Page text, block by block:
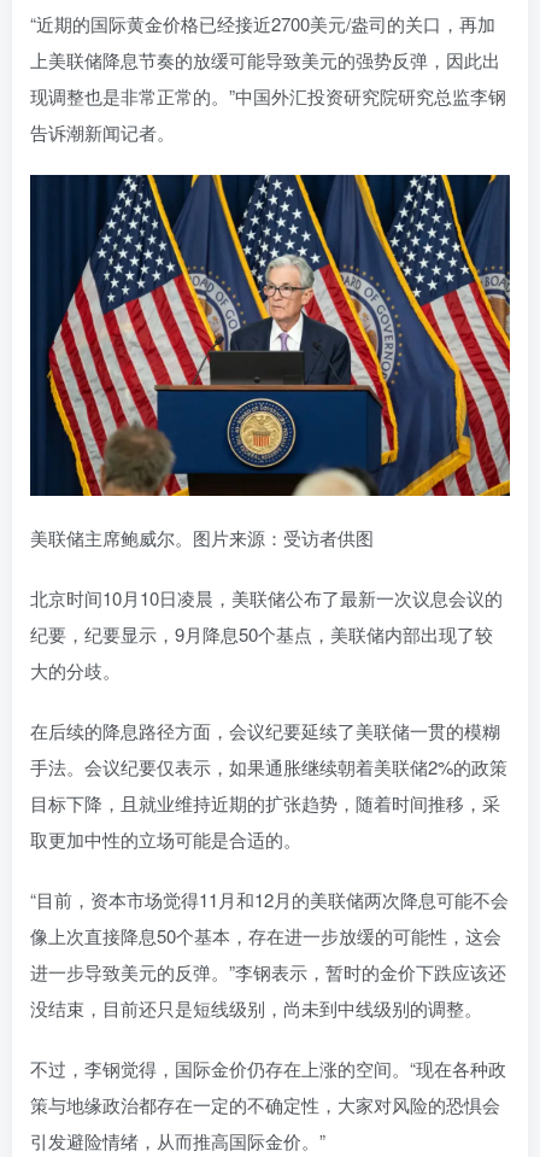
“近期的国际黄金价格已经接近2700美元/盎司的关口，再加
上美联储降息节奏的放缓可能导致美元的强势反弹，因此出
现调整也是非常正常的。”中国外汇投资研究院研究总监李钢
告诉潮新闻记者。
美联储主席鲍威尔。图片来源：受访者供图
北京时间10月10日凌晨，美联储公布了最新一次议息会议的
纪要，纪要显示，9月降息50个基点，美联储内部出现了较
大的分歧。
在后续的降息路径方面，会议纪要延续了美联储一贯的模糊
手法。会议纪要仅表示，如果通胀继续朝着美联储2%的政策
目标下降，且就业维持近期的扩张趋势，随着时间推移，采
取更加中性的立场可能是合适的。
“目前，资本市场觉得11月和12月的美联储两次降息可能不会
像上次直接降息50个基本，存在进一步放缓的可能性，这会
进一步导致美元的反弹。”李钢表示，暂时的金价下跌应该还
没结束，目前还只是短线级别，尚未到中线级别的调整。
不过，李钢觉得，国际金价仍存在上涨的空间。“现在各种政
策与地缘政治都存在一定的不确定性，大家对风险的恐惧会
引发避险情绪，从而推高国际金价。”